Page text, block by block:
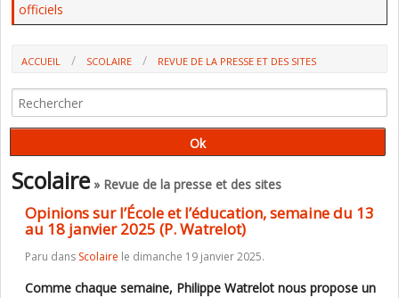
officiels
ACCUEIL SCOLAIRE
REVUE DE LA PRESSE ET DES SITES
JANVIER 2025 (P. WATRELOT)
Scolaire» Revue de la presse et des sites
Opinions sur l’École et l’éducation, semaine du 13
au 18 janvier 2025 (P. Watrelot)
Paru dans Scolaire le dimanche 19 janvier 2025.
Comme chaque semaine, Philippe Watrelot nous propose un